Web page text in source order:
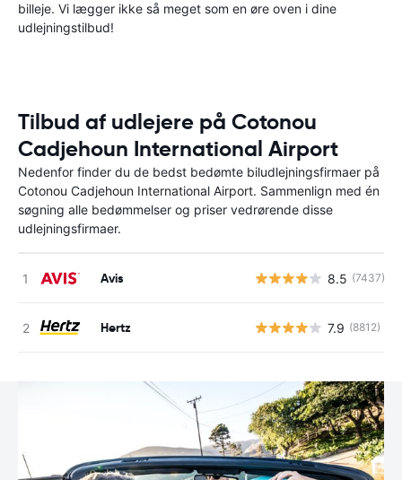
billeje. Vi lægger ikke så meget som en øre oven i dine
udlejningstilbud!
Tilbud af udlejere på Cotonou
Cadjehoun International Airport
Nedenfor finder du de bedst bedømte biludlejningsfirmaer på
Cotonou Cadjehoun International Airport. Sammenlign med én
søgning alle bedømmelser og priser vedrørende disse
udlejningsfirmaer.
Avis 8.5 (7437)
Hertz 7.9 (8812)